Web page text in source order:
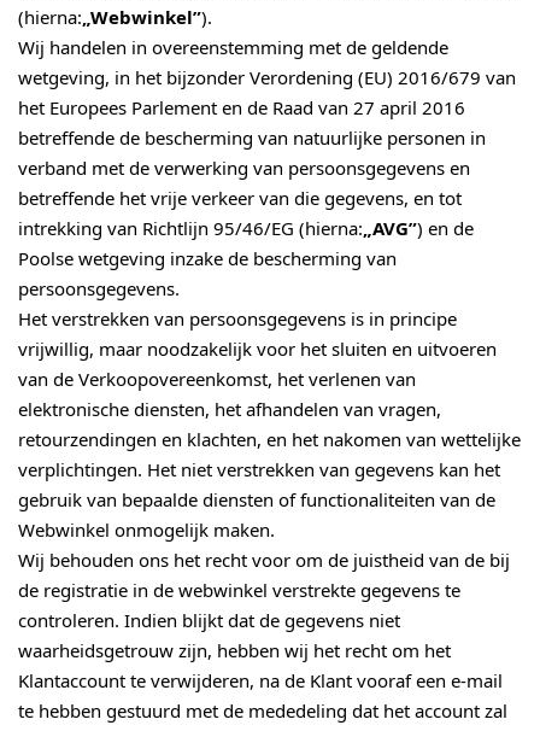
(hierna: „Webwinkel”).
Wij handelen in overeenstemming met de geldende
wetgeving, in het bijzonder Verordening (EU) 2016/679 van
het Europees Parlement en de Raad van 27 april 2016
betreffende de bescherming van natuurlijke personen in
verband met de verwerking van persoonsgegevens en
betreffende het vrije verkeer van die gegevens, en tot
intrekking van Richtlijn 95/46/EG (hierna: „AVG”) en de
Poolse wetgeving inzake de bescherming van
persoonsgegevens.
Het verstrekken van persoonsgegevens is in principe
vrijwillig, maar noodzakelijk voor het sluiten en uitvoeren
van de Verkoopovereenkomst, het verlenen van
elektronische diensten, het afhandelen van vragen,
retourzendingen en klachten, en het nakomen van wettelijke
verplichtingen. Het niet verstrekken van gegevens kan het
gebruik van bepaalde diensten of functionaliteiten van de
Webwinkel onmogelijk maken.
Wij behouden ons het recht voor om de juistheid van de bij
de registratie in de webwinkel verstrekte gegevens te
controleren. Indien blijkt dat de gegevens niet
waarheidsgetrouw zijn, hebben wij het recht om het
Klantaccount te verwijderen, na de Klant vooraf een e-mail
te hebben gestuurd met de mededeling dat het account zal